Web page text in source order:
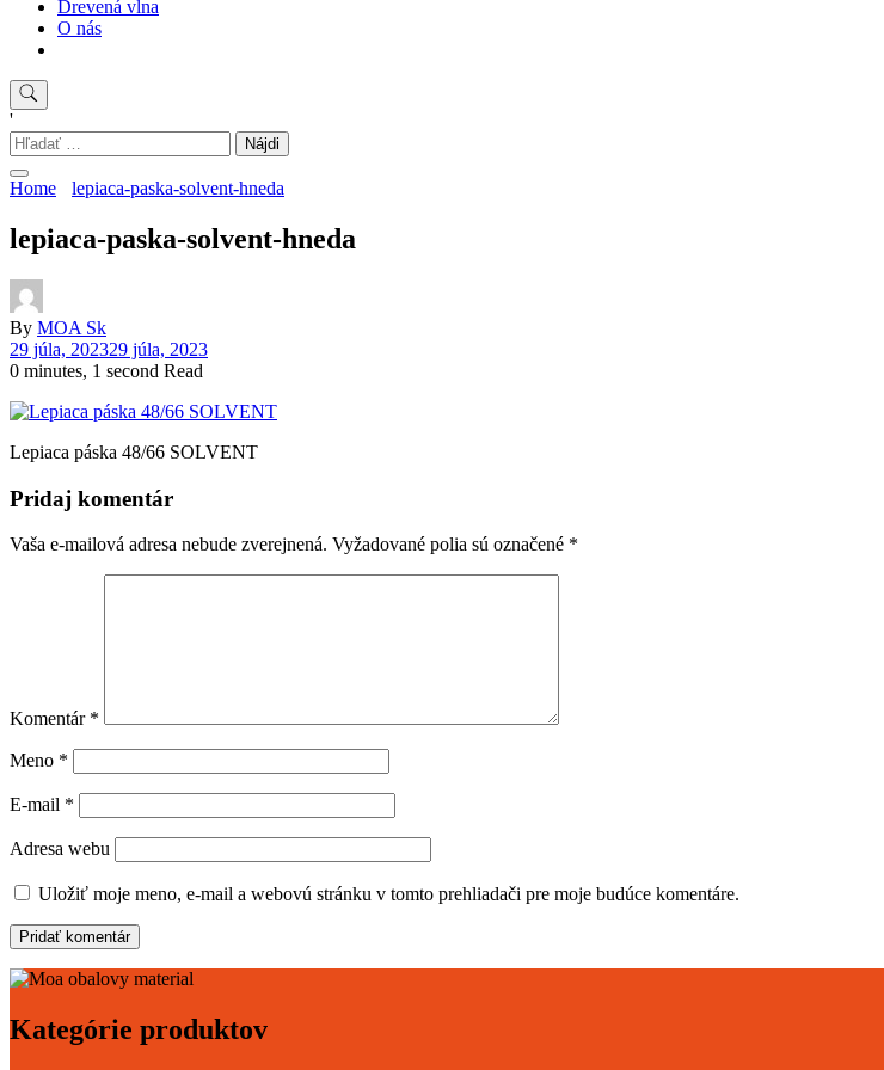
Drevená vlna
O nás
'
Hľadať:
Home lepiaca-paska-solvent-hneda
lepiaca-paska-solvent-hneda
By MOA Sk
29 júla, 202329 júla, 2023
0 minutes, 1 second Read
Lepiaca páska 48/66 SOLVENT
Pridaj komentár
Vaša e-mailová adresa nebude zverejnená. Vyžadované polia sú označené *
Komentár *
Meno *
E-mail *
Adresa webu
Uložiť moje meno, e-mail a webovú stránku v tomto prehliadači pre moje budúce komentáre.
Kategórie produktov